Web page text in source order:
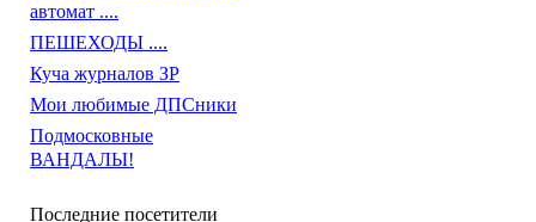
автомат ....
ПЕШЕХОДЫ ....
Куча журналов ЗР
Мои любимые ДПСники
Подмосковные
ВАНДАЛЫ!
Последние посетители